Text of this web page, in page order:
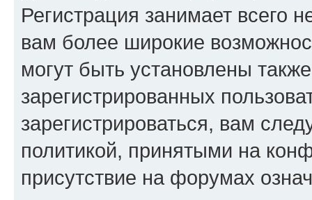
Регистрация занимает всего
вам более широкие
могут быть установлены
зарегистрированных
зарегистрироваться, вам
политикой, принятыми на
присутствие на форумах